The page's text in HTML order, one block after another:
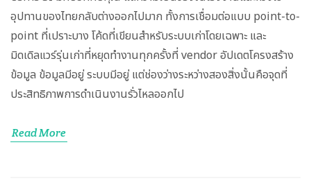
อุปทานของไทยกลับต่างออกไปมาก ทั้งการเชื่อมต่อแบบ point-to-
point ที่เปราะบาง โค้ดที่เขียนสำหรับระบบเก่าโดยเฉพาะ และ
มิดเดิลแวร์รุ่นเก่าที่หยุดทำงานทุกครั้งที่ vendor อัปเดตโครงสร้าง
ข้อมูล ข้อมูลมีอยู่ ระบบมีอยู่ แต่ช่องว่างระหว่างสองสิ่งนั้นคือจุดที่
ประสิทธิภาพการดำเนินงานรั่วไหลออกไป
Read More